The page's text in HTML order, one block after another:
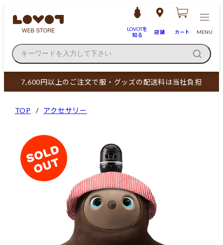
LOVOTを
知る
店舗 カート MENU
キーワードを入力して下さい
7,600円以上のご注文で服・グッズの配送料は当社負担
TOP アクセサリー